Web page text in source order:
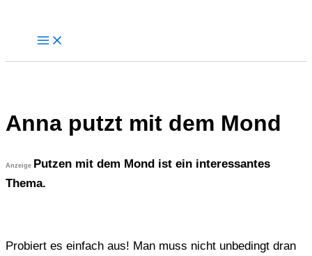
Anna putzt mit dem Mond
Anzeige Putzen mit dem Mond ist ein interessantes
Thema.
Probiert es einfach aus! Man muss nicht unbedingt dran